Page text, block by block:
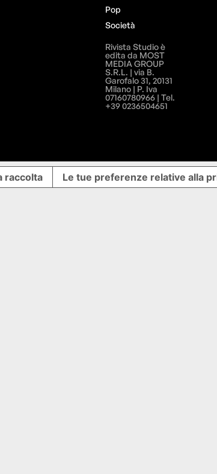
Pop
Società
Rivista Studio è
edita da MOST
MEDIA GROUP
S.R.L. | via B.
Garofalo 31, 20131
Milano | P. Iva
07160780966 | Tel.
+39 0236504651
raccolta Le tue preferenze relative alla